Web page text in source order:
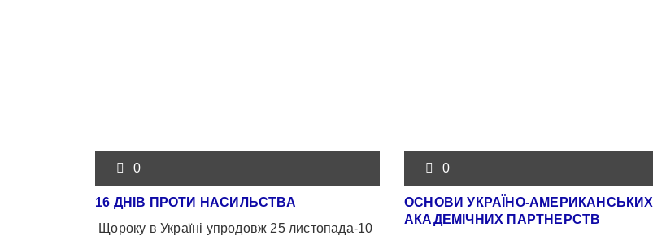
0
16 ДНІВ ПРОТИ НАСИЛЬСТВА
Щороку в Україні упродовж 25 листопада-10
0
ОСНОВИ УКРАЇНО-АМЕРИКАНСЬКИХ
АКАДЕМІЧНИХ ПАРТНЕРСТВ